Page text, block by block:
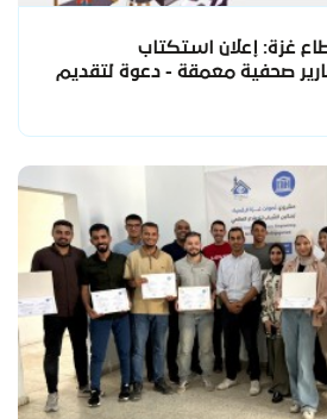
غزة: إعلان استكتاب
صحفية معمقة - دعوة لتقديم